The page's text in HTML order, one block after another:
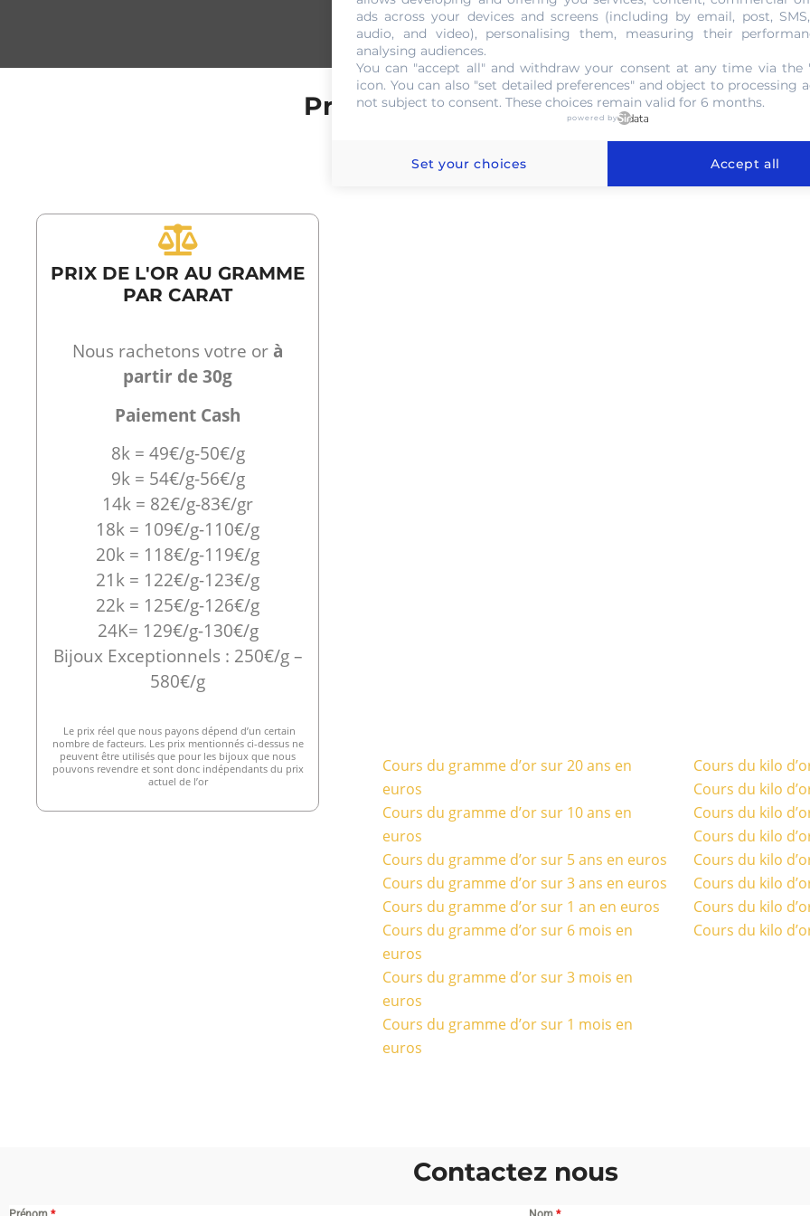
Prix de l'or au gramme à Lorient
PRIX DE L'OR AU GRAMME
PAR CARAT
Nous rachetons votre orà
partir de 30g
Paiement Cash
8k = 49€/g-50€/g
9k = 54€/g-56€/g
14k = 82€/g-83€/gr
18k = 109€/g-110€/g
20k = 118€/g-119€/g
21k = 122€/g-123€/g
22k = 125€/g-126€/g
24K= 129€/g-130€/g
Bijoux Exceptionnels : 250€/g –
580€/g
Le prix réel que nous payons dépend d’un certain
nombre de facteurs. Les prix mentionnés ci-dessus ne
peuvent être utilisés que pour les bijoux que nous
pouvons revendre et sont donc indépendants du prix
actuel de l’or
Cours du gramme d’or sur 20 ans en
euros
Cours du gramme d’or sur 10 ans en
euros
Cours du gramme d’or sur 5 ans en euros
Cours du gramme d’or sur 3 ans en euros
Cours du gramme d’or sur 1 an en euros
Cours du gramme d’or sur 6 mois en
euros
Cours du gramme d’or sur 3 mois en
euros
Cours du gramme d’or sur 1 mois en
euros
Cours du kilo
Cours du kilo
Cours du kilo
Cours du kilo
Cours du kilo
Cours du kilo
Cours du kilo
Cours du kilo
Contactez nous
ads across your devices and screens (including by email, post,
audio, and video), personalising them, measuring their
analysing audiences.
You can "accept all" and withdraw your consent at any time via the
icon. You can also "set detailed preferences" and object to processing
not subject to consent. These choices remain valid for 6 months.
powered by
Set your choices Accept all